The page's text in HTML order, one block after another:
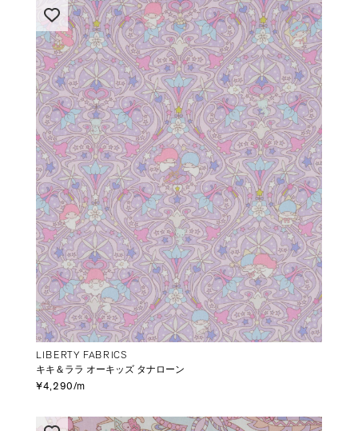
LIBERTY FABRICS
キキ＆ララ オーキッズ タナローン
¥4,290/m